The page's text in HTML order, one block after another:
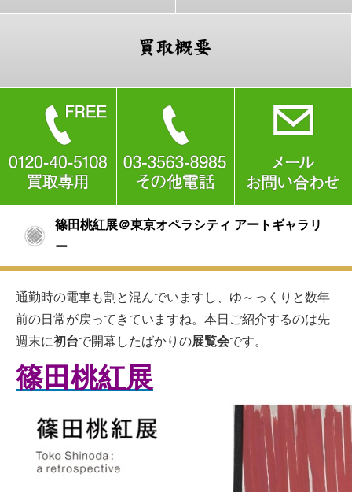
篠田桃紅展＠東京オペラシティ アートギャラリ
ー
通勤時の電車も割と混んでいますし、ゆ～っくりと数年
前の日常が戻ってきていますね。本日ご紹介するのは先
週末に初台で開幕したばかりの展覧会です。
篠田桃紅展